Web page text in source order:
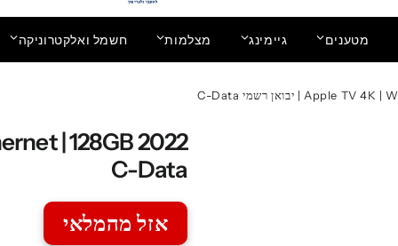
מטענים גיימינג מצלמות חשמל ואלקטרוניקה
C-Data
אזל מהמלאי